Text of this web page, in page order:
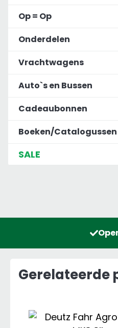
Op = Op
Onderdelen
Vrachtwagens
Auto`s en Bussen
Cadeaubonnen
Boeken/Catalogussen
SALE
Gerelateerde